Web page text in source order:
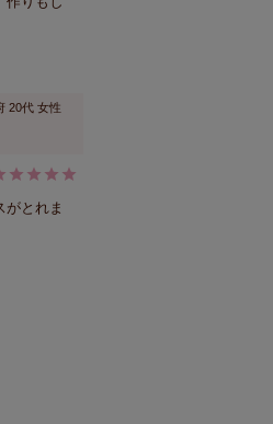
20代 女性
がとれま